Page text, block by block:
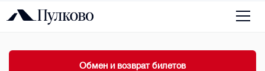
Обмен и возврат билетов